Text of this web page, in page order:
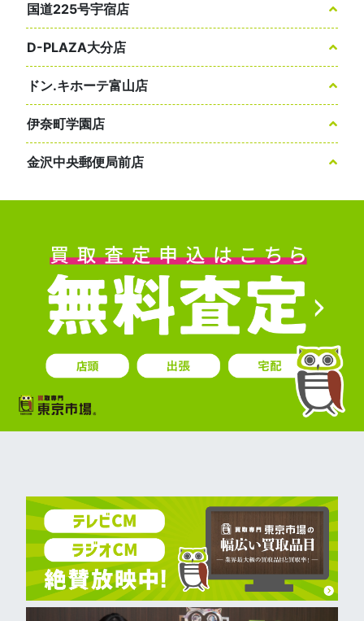
国道225号宇宿店
D-PLAZA大分店
ドン.キホーテ富山店
伊奈町学園店
金沢中央郵便局前店